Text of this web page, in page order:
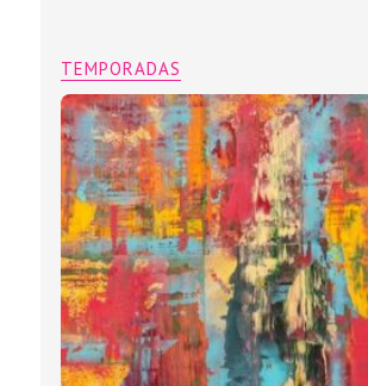
TEMPORADAS